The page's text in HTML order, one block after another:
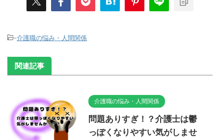
-介護職の悩み・人間関係
関連記事
介護職の悩み・人間関係
問題ありすぎ！？介護士は鬱
っぽくなりやすい気がしませ